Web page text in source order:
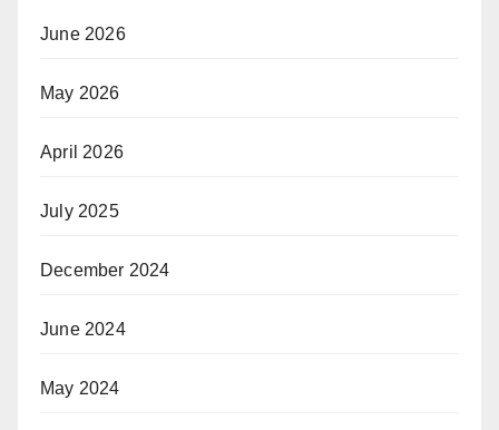
June 2026
May 2026
April 2026
July 2025
December 2024
June 2024
May 2024